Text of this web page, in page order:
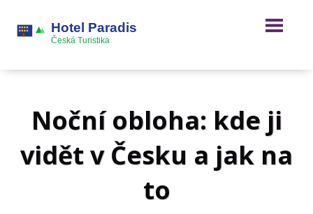
Noční obloha: kde ji
vidět v Česku a jak na
to